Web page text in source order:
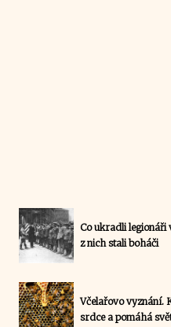
Co ukradli legionáři
z nich stali boháči
Včelařovo vyznání.
srdce a pomáhá